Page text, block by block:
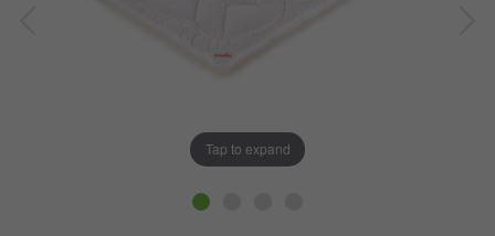
Tap to expand